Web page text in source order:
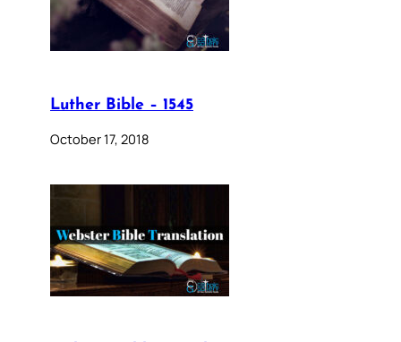
Luther Bible – 1545
October 17, 2018